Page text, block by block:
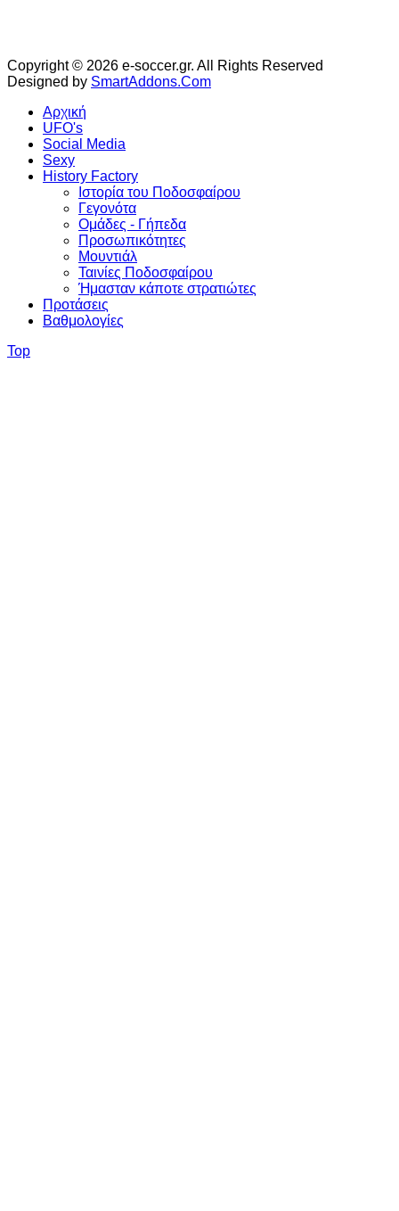
Copyright © 2026 e-soccer.gr. All Rights Reserved
Designed by SmartAddons.Com
Αρχική
UFO's
Social Media
Sexy
History Factory
Ιστορία του Ποδοσφαίρου
Γεγονότα
Ομάδες - Γήπεδα
Προσωπικότητες
Μουντιάλ
Ταινίες Ποδοσφαίρου
Ήμασταν κάποτε στρατιώτες
Προτάσεις
Βαθμολογίες
Top